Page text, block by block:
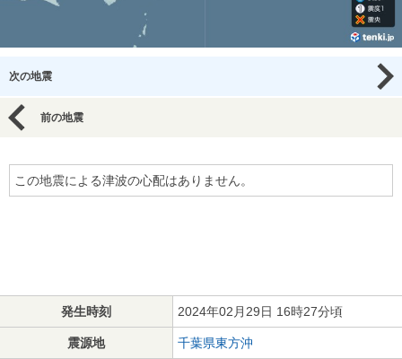
次の地震
前の地震
この地震による津波の心配はありません。
発生時刻 2024年02月29日 16時27分頃
震源地 千葉県東方沖